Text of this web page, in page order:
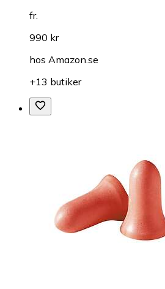
fr.
990 kr
hos Amazon.se
+13 butiker